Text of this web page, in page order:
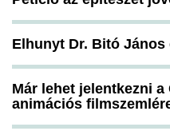
Elhunyt Dr. Bitó János
Már lehet jelentkezni
animációs